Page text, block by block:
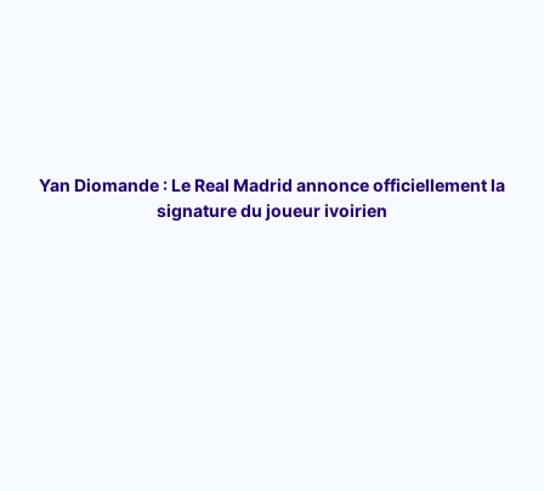
Yan Diomande : Le Real Madrid annonce officiellement la
signature du joueur ivoirien